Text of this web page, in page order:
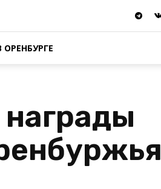
ОРЕНБУРГЕ